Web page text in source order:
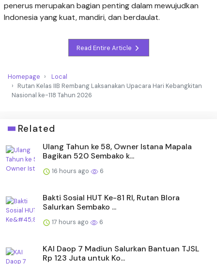
penerus merupakan bagian penting dalam mewujudkan
Indonesia yang kuat, mandiri, dan berdaulat.
Read Entire Article
Homepage
Local
Rutan Kelas IIB Rembang Laksanakan Upacara Hari Kebangkitan
Nasional ke-118 Tahun 2026
Related
Ulang Tahun ke 58, Owner Istana Mapala
Bagikan 520 Sembako k...
16 hours ago 6
Bakti Sosial HUT Ke-81 RI, Rutan Blora
Salurkan Sembako ...
17 hours ago 6
KAI Daop 7 Madiun Salurkan Bantuan TJSL
Rp 123 Juta untuk Ko...